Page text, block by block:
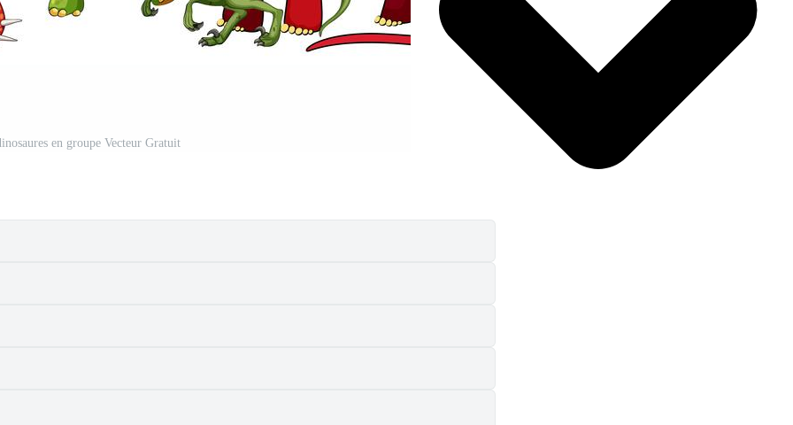
en groupe Vecteur Gratuit